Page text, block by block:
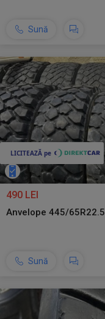
Sună
490 LEI
Anvelope 445/65R22.5
Sună